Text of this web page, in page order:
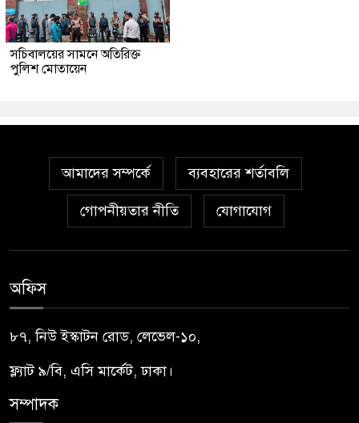
সচিবালয়ের সামনে অতিরিক্ত
পুলিশ মোতায়েন
আমাদের সম্পর্কে ব্যবহারের শর্তাবলি
গোপনীয়তার নীতি যোগাযোগ
অফিস
৮৭, নিউ ইস্কাটন রোড, লেভেল-১০,
ফ্ল্যাট ৯/বি, এসি মার্কেট, ঢাকা।
সম্পাদক